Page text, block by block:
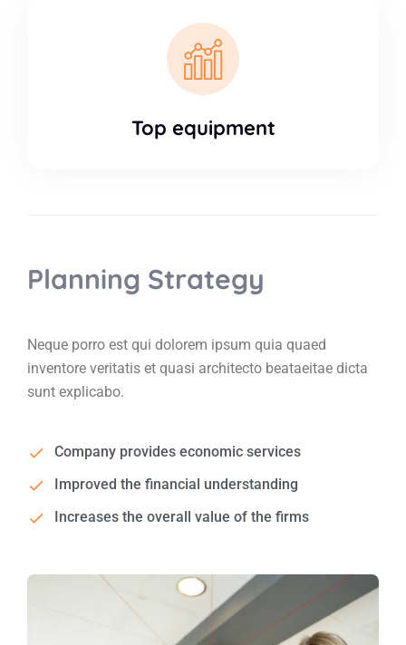
Top equipment
Planning Strategy
Neque porro est qui dolorem ipsum quia quaed
inventore veritatis et quasi architecto beataeitae dicta
sunt explicabo.
Company provides economic services
Improved the financial understanding
Increases the overall value of the firms